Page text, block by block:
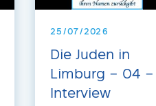
25/07/2026
Die Juden in
Limburg – 04 –
Interview